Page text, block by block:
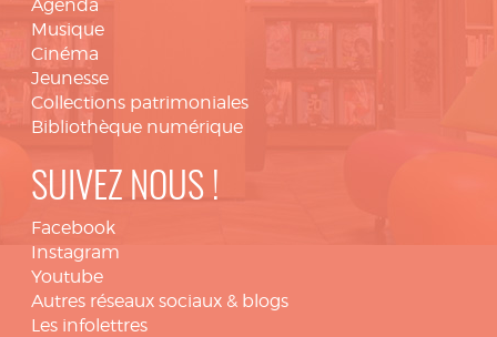
Agenda
Musique
Cinéma
Jeunesse
Collections patrimoniales
Bibliothèque numérique
SUIVEZ NOUS !
Facebook
Instagram
Youtube
Autres réseaux sociaux & blogs
Les infolettres